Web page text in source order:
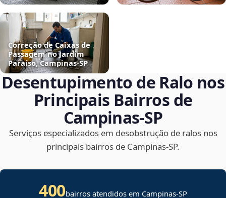
Correção de Caixas de
Passagem no Jardim
Paraíso, Campinas‑SP
Desentupimento de Ralo nos
Principais Bairros de
Campinas‑SP
Serviços especializados em desobstrução de ralos nos
principais bairros de Campinas‑SP.
400bairros atendidos em Campinas-SP